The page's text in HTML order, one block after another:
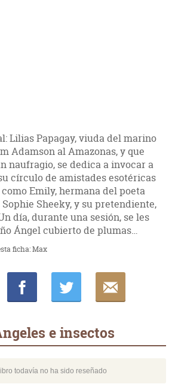
Lilias Papagay, viuda del marino
Adamson al Amazonas, y que
naufragio, se dedica a invocar a
círculo de amistades esotéricas
Emily, hermana del poeta
Sheeky, y su pretendiente,
día, durante una sesión, se les
Ángel cubierto de plumas…
ficha:Max
e insectos
todavía no ha sido reseñado